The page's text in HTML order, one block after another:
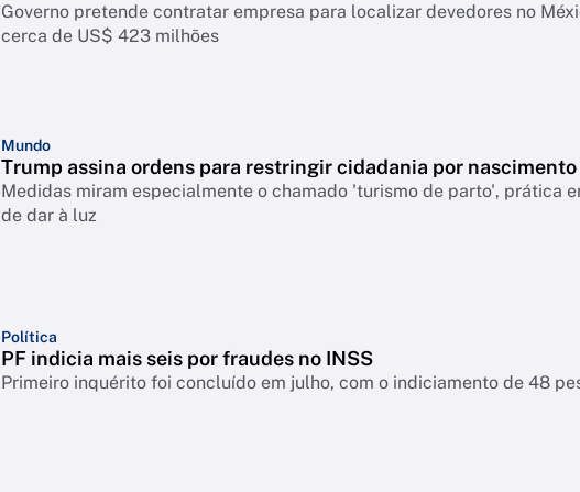
Governo pretende contratar empresa para localizar devedores no
cerca de US$ 423 milhões
Mundo
Trump assina ordens para restringir cidadania por nascimento
Medidas miram especialmente o chamado 'turismo de parto', prática
de dar à luz
Política
PF indicia mais seis por fraudes no INSS
Primeiro inquérito foi concluído em julho, com o indiciamento de 48